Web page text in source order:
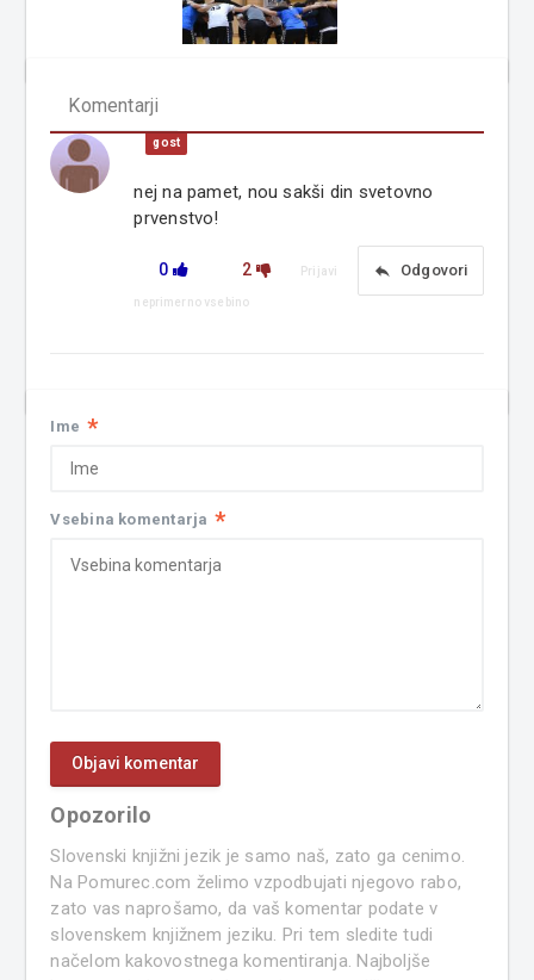
Komentarji
gost
nej na pamet, nou sakši din svetovno
prvenstvo!
0 2 reply Odgovori
Prijavi
neprimerno vsebino
Ime *
Vsebina komentarja *
Opozorilo
Slovenski knjižni jezik je samo naš, zato ga cenimo.
Na Pomurec.com želimo vzpodbujati njegovo rabo,
zato vas naprošamo, da vaš komentar podate v
slovenskem knjižnem jeziku. Pri tem sledite tudi
načelom kakovostnega komentiranja. Najboljše